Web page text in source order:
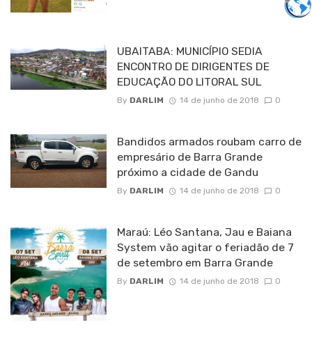
UBAITABA: MUNICÍPIO SEDIA
ENCONTRO DE DIRIGENTES DE
EDUCAÇÃO DO LITORAL SUL
By DARLIM 14 de junho de 2018 0
Bandidos armados roubam carro de
empresário de Barra Grande
próximo a cidade de Gandu
By DARLIM 14 de junho de 2018 0
Maraú: Léo Santana, Jau e Baiana
System vão agitar o feriadão de 7
de setembro em Barra Grande
By DARLIM 14 de junho de 2018 0